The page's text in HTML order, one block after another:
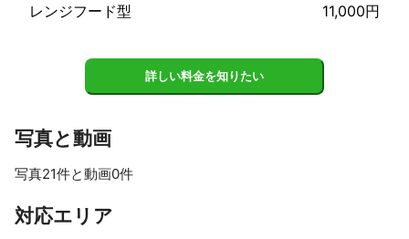
レンジフード型
11,000円
詳しい料金を知りたい
写真と動画
写真21件と動画0件
対応エリア